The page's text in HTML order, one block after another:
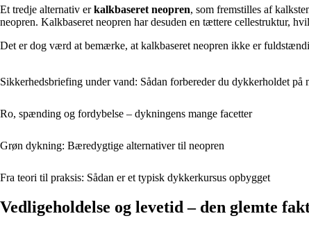
Et tredje alternativ erkalkbaseret neopren, som fremstilles af
neopren. Kalkbaseret neopren har desuden en tættere cellestruktur,
Det er dog værd at bemærke, at kalkbaseret neopren ikke er
Sikkerhedsbriefing under vand: Sådan forbereder du dykkerholdet på
Ro, spænding og fordybelse – dykningens mange facetter
Grøn dykning: Bæredygtige alternativer til neopren
Fra teori til praksis: Sådan er et typisk dykkerkursus opbygget
Vedligeholdelse og levetid – den glemte